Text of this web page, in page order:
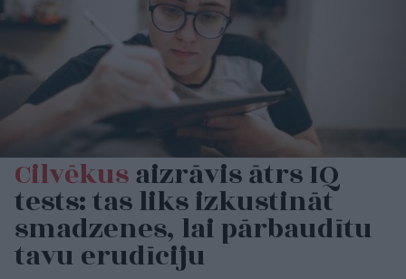
Cilvēkusaizrāvis ātrs IQ
tests: tas liks izkustināt
smadzenes, lai pārbaudītu
tavu erudīciju